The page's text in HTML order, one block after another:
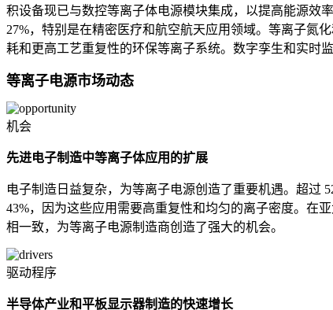
积设备现已与数控等离子体电源模块集成，以提高能源效
27%，特别是在精密医疗和航空航天应用领域。等离子氮
耗和更高工艺重复性的环保等离子系统。数字孪生和实时
等离子电源市场动态
机会
先进电子制造中等离子体应用的扩展
电子制造日益复杂，为等离子电源创造了重要机遇。超过
43%，因为这些应用需要高重复性和均匀的离子密度。在
相一致，为等离子电源制造商创造了强大的机会。
驱动程序
半导体产业和平板显示器制造的快速增长